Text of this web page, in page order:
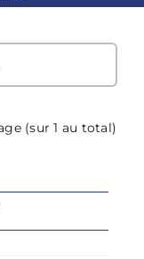
(sur 1 au total)